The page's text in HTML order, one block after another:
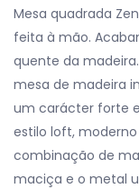
Mesa quadrada
feita à mão.
quente da
mesa de madeira
um carácter forte
estilo loft,
combinação de
maciça e o metal